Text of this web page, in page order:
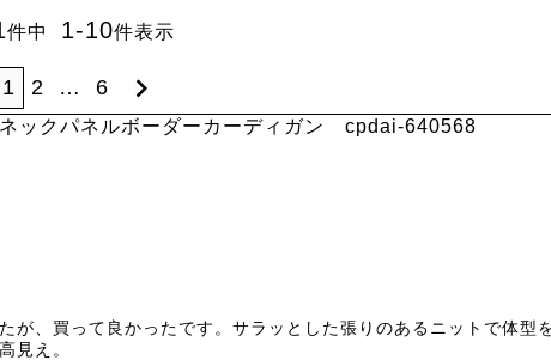
件中 1-10件表示
1 2 … 6
ックパネルボーダーカーディガン cpdai-640568
、買って良かったです。サラッとした張りのあるニットで体型
見え。